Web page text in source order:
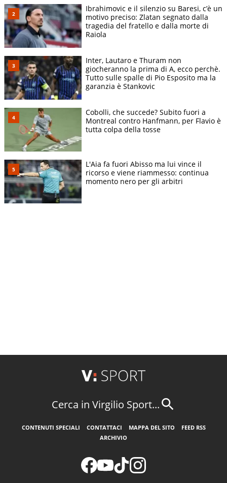
Ibrahimovic e il silenzio su Baresi, c’è un
motivo preciso: Zlatan segnato dalla
tragedia del fratello e dalla morte di
Raiola
Inter, Lautaro e Thuram non
giocheranno la prima di A, ecco perchè.
Tutto sulle spalle di Pio Esposito ma la
garanzia è Stankovic
Cobolli, che succede? Subito fuori a
Montreal contro Hanfmann, per Flavio è
tutta colpa della tosse
L'Aia fa fuori Abisso ma lui vince il
ricorso e viene riammesso: continua
momento nero per gli arbitri
Cerca in Virgilio Sport...
CONTENUTI SPECIALI CONTATTACI MAPPA DEL SITO
FEED RSS
ARCHIVIO